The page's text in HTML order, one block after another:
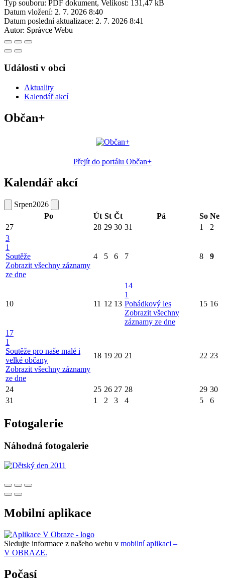
Typ souboru: PDF dokument, Velikost: 131,47 kB
Datum vložení: 2. 7. 2026 8:40
Datum poslední aktualizace: 2. 7. 2026 8:41
Autor: Správce Webu
Události v obci
Aktuality
Kalendář akcí
Občan+
Přejít do portálu Občan+
Kalendář akcí
Srpen2026
Po
Út St Čt Pá So Ne
27
28 29 30 31 1
2
3
1
Soutěže
Zobrazit všechny záznamy
ze dne
4 5 6 7 8 9
10 11 12 13
14
1
Pohádkový les
Zobrazit všechny
záznamy ze dne
15 16
17
1
Soutěže pro naše malé i
velké občany
Zobrazit všechny záznamy
ze dne
18 19 20 21 22 23
24 25 26 27 28 29 30
31
1 2 3 4 5 6
Fotogalerie
Náhodná fotogalerie
Mobilní aplikace
Sledujte informace z našeho webu v mobilní aplikaci –
V OBRAZE.
Počasí